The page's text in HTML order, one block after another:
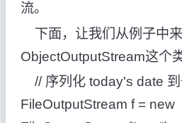
流。
下面，让我们从例子中
ObjectOutputStream这个类
// 序列化 today's date
FileOutputStream f = new